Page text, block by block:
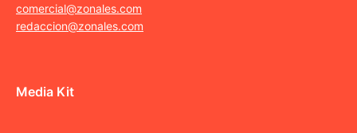
comercial@zonales.com
redaccion@zonales.com
Media Kit